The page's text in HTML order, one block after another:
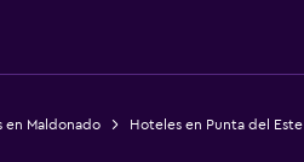
en Maldonado Hoteles en Punta del Este